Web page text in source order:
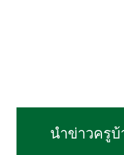
นำข่าวครูบ้